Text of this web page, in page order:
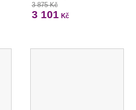
3 875 Kč
3 101 Kč